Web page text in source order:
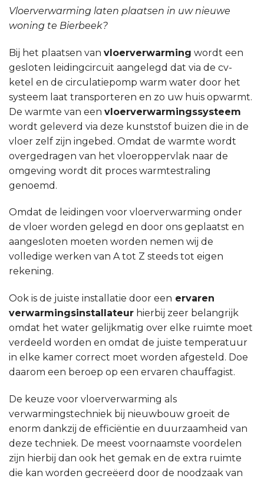
Vloerverwarming laten plaatsen in uw nieuwe
woning te Bierbeek?
Bij het plaatsen van vloerverwarming wordt een
gesloten leidingcircuit aangelegd dat via de cv-
ketel en de circulatiepomp warm water door het
systeem laat transporteren en zo uw huis opwarmt.
De warmte van een vloerverwarmingssysteem
wordt geleverd via deze kunststof buizen die in de
vloer zelf zijn ingebed. Omdat de warmte wordt
overgedragen van het vloeroppervlak naar de
omgeving wordt dit proces warmtestraling
genoemd.
Omdat de leidingen voor vloerverwarming onder
de vloer worden gelegd en door ons geplaatst en
aangesloten moeten worden nemen wij de
volledige werken van A tot Z steeds tot eigen
rekening.
Ook is de juiste installatie door een ervaren
verwarmingsinstallateur hierbij zeer belangrijk
omdat het water gelijkmatig over elke ruimte moet
verdeeld worden en omdat de juiste temperatuur
in elke kamer correct moet worden afgesteld. Doe
daarom een beroep op een ervaren chauffagist.
De keuze voor vloerverwarming als
verwarmingstechniek bij nieuwbouw groeit de
enorm dankzij de efficiëntie en duurzaamheid van
deze techniek. De meest voornaamste voordelen
zijn hierbij dan ook het gemak en de extra ruimte
die kan worden gecreëerd door de noodzaak van